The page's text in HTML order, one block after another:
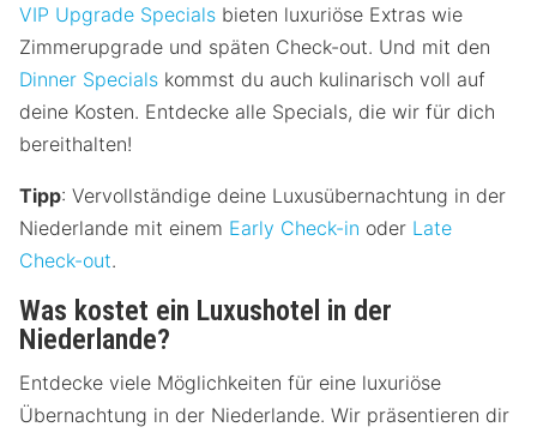
VIP Upgrade Specials bieten luxuriöse Extras wie
Zimmerupgrade und späten Check-out. Und mit den
Dinner Specials kommst du auch kulinarisch voll auf
deine Kosten. Entdecke alle Specials, die wir für dich
bereithalten!
Tipp: Vervollständige deine Luxusübernachtung in der
Niederlande mit einem Early Check-in oder Late
Check-out.
Was kostet ein Luxushotel in der
Niederlande?
Entdecke viele Möglichkeiten für eine luxuriöse
Übernachtung in der Niederlande. Wir präsentieren dir